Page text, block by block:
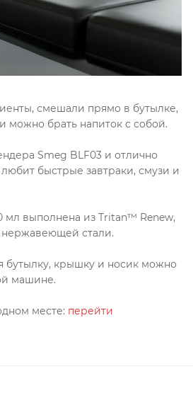
смешали прямо в бутылке,
брать напиток с собой.
Smeg BLF03 и отлично
любит быстрые завтраки, смузи и
мл выполнена из Tritan™ Renew,
стали.
бутылку, крышку и носик можно
машине.
месте: перейти